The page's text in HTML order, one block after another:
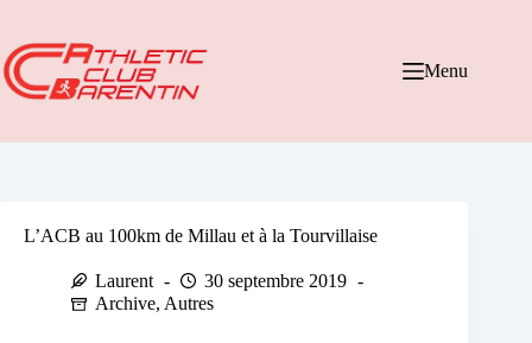
contenu
Menu
L’ACB au 100km de Millau et à la Tourvillaise
Laurent
30 septembre 2019
Archive, Autres